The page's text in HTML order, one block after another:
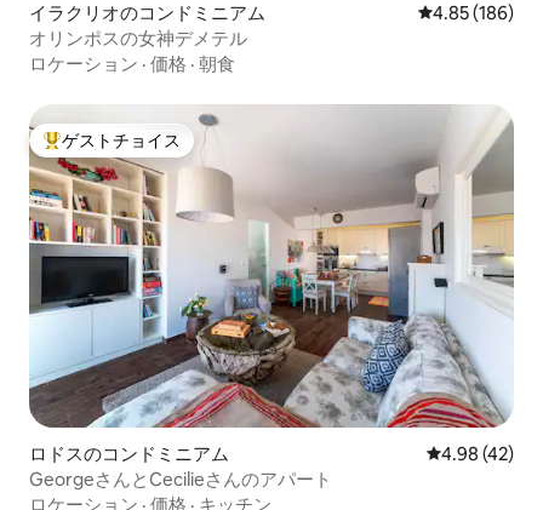
イラクリオのコンドミニアム レビュー186
4.85 (186)
オリンポスの女神デメテル
ロケーション · 価格 · 朝食
大好評のゲストチョイスです。
ゲストチョイス
ロドスのコンドミニアム レビュー42
4.98 (42)
GeorgeさんとCecilieさんのアパート
ロケーション · 価格 · キッチン